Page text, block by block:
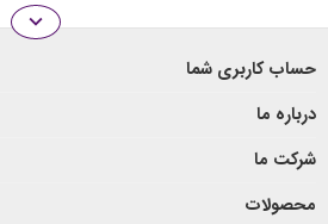
انواع رو میزی
لیوان و ماگ
expand_more
حساب کاربری شما
درباره ما
شرکت ما
محصولات